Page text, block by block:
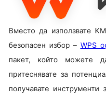
Вместо да използвате
безопасен избор – WPS
пакет, който можете
притеснявате за
получавате инструменти